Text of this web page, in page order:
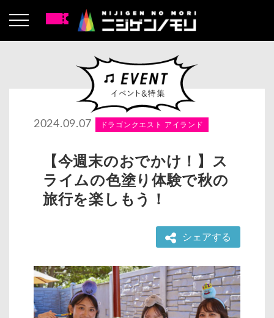
2024.09.07 ドラゴンクエスト アイランド
【今週末のおでかけ！】ス
ライムの色塗り体験で秋の
旅行を楽しもう！
シェアする